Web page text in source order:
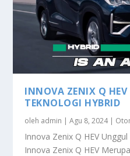
INNOVA ZENIX Q
TEKNOLOGI HYBRID
oleh admin |Agu 8, 2024|
Innova Zenix Q HEV
Innova Zenix Q HEV